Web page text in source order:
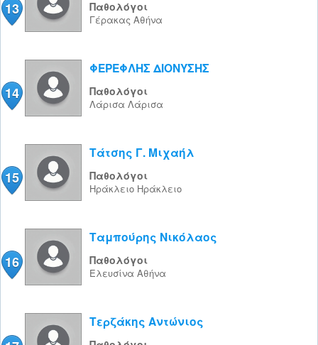
13 Παθολόγοι
Γέρακας Αθήνα
14
ΦΕΡΕΦΛΗΣ ΔΙΟΝΥΣΗΣ
Παθολόγοι
Λάρισα Λάρισα
15
Τάτσης Γ. Μιχαήλ
Παθολόγοι
Ηράκλειο Ηράκλειο
16
Ταμπούρης Νικόλαος
Παθολόγοι
Ελευσίνα Αθήνα
Τερζάκης Αντώνιος